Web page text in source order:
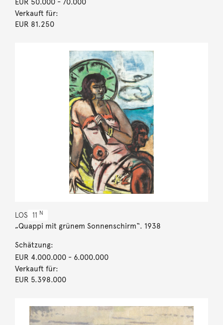
EUR 50.000- 70.000
Verkauft für:
EUR 81.250
LOS 11 N
„Quappi mit grünem Sonnenschirm“. 1938
Schätzung:
EUR 4.000.000- 6.000.000
Verkauft für:
EUR 5.398.000